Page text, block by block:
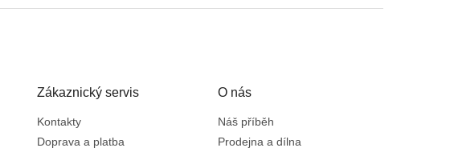
Zákaznický servis
Kontakty
Doprava a platba
O nás
Náš příběh
Prodejna a dílna